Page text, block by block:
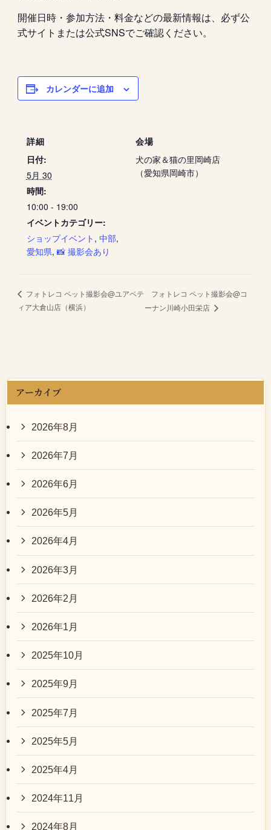
開催日時・参加方法・料金などの最新情報は、必ず公
式サイトまたは公式SNSでご確認ください。
カレンダーに追加
詳細
日付:
5月 30
時間:
10:00 - 19:00
イベントカテゴリー:
ショップイベント , 中部,
愛知県, 📸 撮影会あり
会場
犬の家＆猫の里岡崎店
（愛知県岡崎市）
フォトレコ ペット撮影会@ユアペテ
ィア大倉山店（横浜）
フォトレコ ペット撮影会@コ
ーナン川崎小田栄店
アーカイブ
2026年8月
2026年7月
2026年6月
2026年5月
2026年4月
2026年3月
2026年2月
2026年1月
2025年10月
2025年9月
2025年7月
2025年5月
2025年4月
2024年11月
2024年8月